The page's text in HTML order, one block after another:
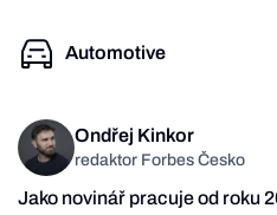
Automotive
Ondřej Kinkor
redaktor Forbes Česko
Jako novinář pracuje od roku